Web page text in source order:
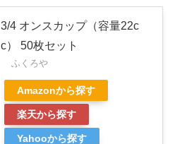
3/4 オンスカップ（容量22c
c） 50枚セット
ふくろや
Amazonから探す
楽天から探す
Yahooから探す